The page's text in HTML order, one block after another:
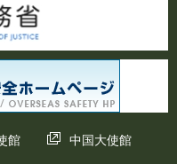
館 中国大使館